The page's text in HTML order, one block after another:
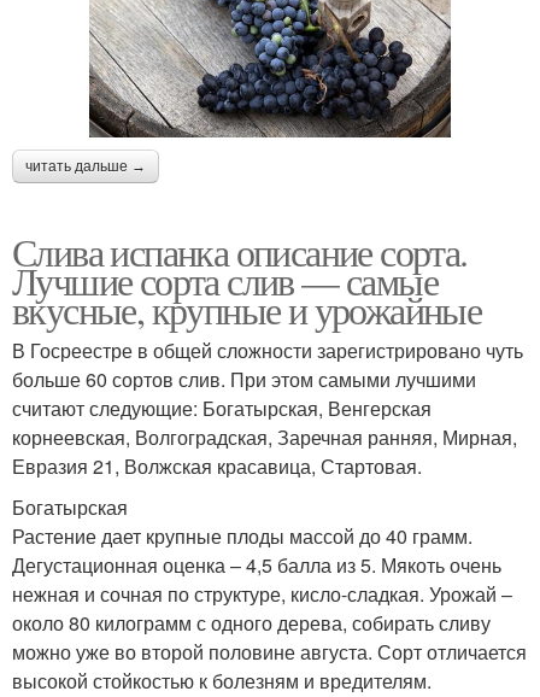
читать дальше →
Слива испанка описание сорта.
Лучшие сорта слив — самые
вкусные, крупные и урожайные
В Госреестре в общей сложности зарегистрировано чуть
больше 60 сортов слив. При этом самыми лучшими
считают следующие: Богатырская, Венгерская
корнеевская, Волгоградская, Заречная ранняя, Мирная,
Евразия 21, Волжская красавица, Стартовая.
Богатырская
Растение дает крупные плоды массой до 40 грамм.
Дегустационная оценка – 4,5 балла из 5. Мякоть очень
нежная и сочная по структуре, кисло-сладкая. Урожай –
около 80 килограмм с одного дерева, собирать сливу
можно уже во второй половине августа. Сорт отличается
высокой стойкостью к болезням и вредителям.